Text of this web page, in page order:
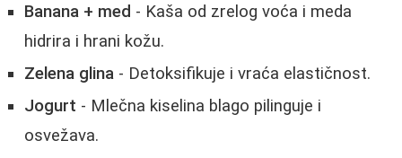
Banana + med - Kaša od zrelog voća i meda
hidrira i hrani kožu.
Zelena glina - Detoksifikuje i vraća elastičnost.
Jogurt - Mlečna kiselina blago pilinguje i
osvežava.